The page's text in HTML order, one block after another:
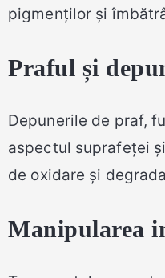
pigmenților și
Praful și
Depunerile de praf,
aspectul suprafeței
de oxidare și
Manipularea